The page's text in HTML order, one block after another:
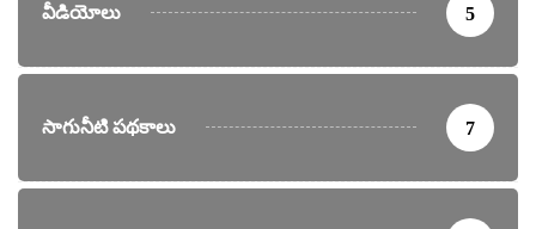
వీడియోలు 5
సాగునీటి పథకాలు 7